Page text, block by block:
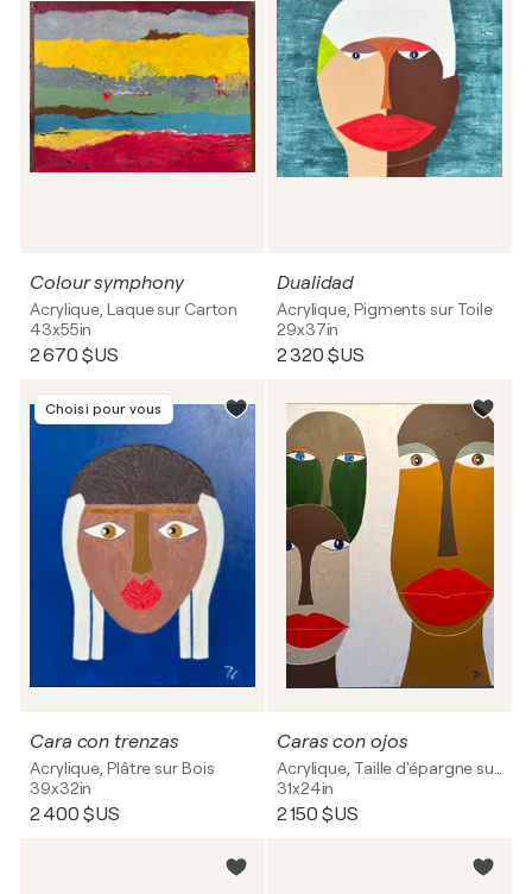
Colour symphony
Acrylique, Laque sur Carton
43x55in
2 670 $US
Dualidad
Acrylique, Pigments sur Toile
29x37in
2 320 $US
Choisi pour vous
Cara con trenzas
Acrylique, Plâtre sur Bois
39x32in
2 400 $US
Caras con ojos
31x24in
2 150 $US